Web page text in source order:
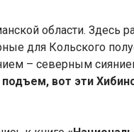
области. Здесь
для Кольского
– северным
вот эти